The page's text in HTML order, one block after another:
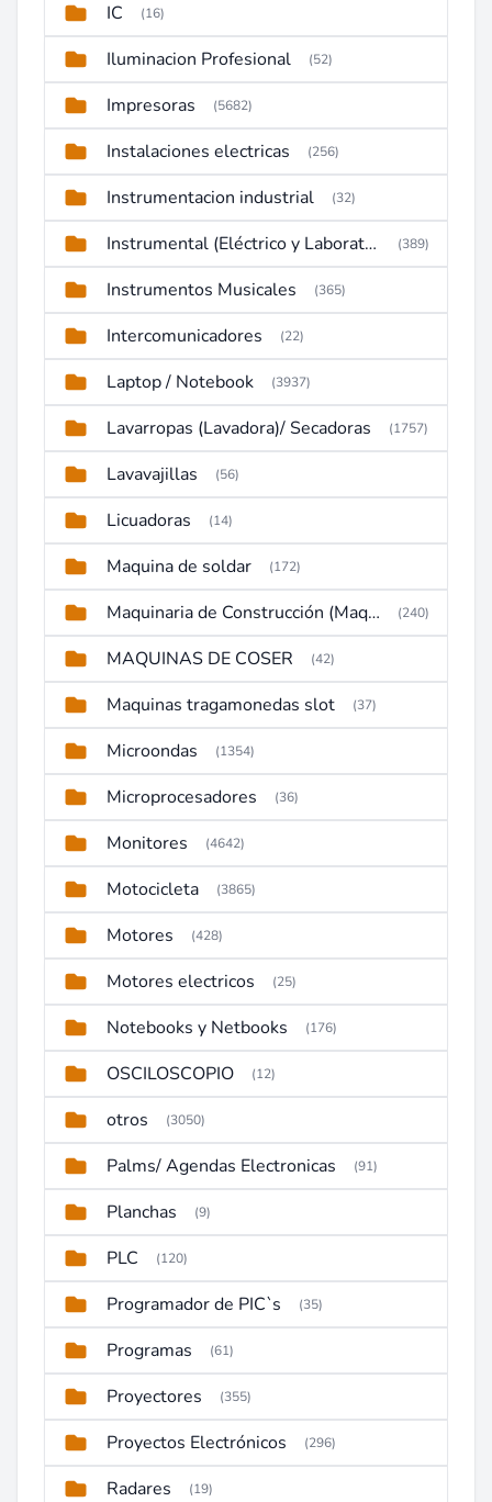
IC (16)
Iluminacion Profesional (52)
Impresoras (5682)
Instalaciones electricas (256)
Instrumentacion industrial (32)
Instrumental (Eléctrico y Laboratorio) (389)
Instrumentos Musicales (365)
Intercomunicadores (22)
Laptop / Notebook (3937)
Lavarropas (Lavadora)/ Secadoras (1757)
Lavavajillas (56)
Licuadoras (14)
Maquina de soldar (172)
Maquinaria de Construcción (Maquinaria Pesada) (240)
MAQUINAS DE COSER (42)
Maquinas tragamonedas slot (37)
Microondas (1354)
Microprocesadores (36)
Monitores (4642)
Motocicleta (3865)
Motores (428)
Motores electricos (25)
Notebooks y Netbooks (176)
OSCILOSCOPIO (12)
otros (3050)
Palms/ Agendas Electronicas (91)
Planchas (9)
PLC (120)
Programador de PIC`s (35)
Programas (61)
Proyectores (355)
Proyectos Electrónicos (296)
Radares (19)